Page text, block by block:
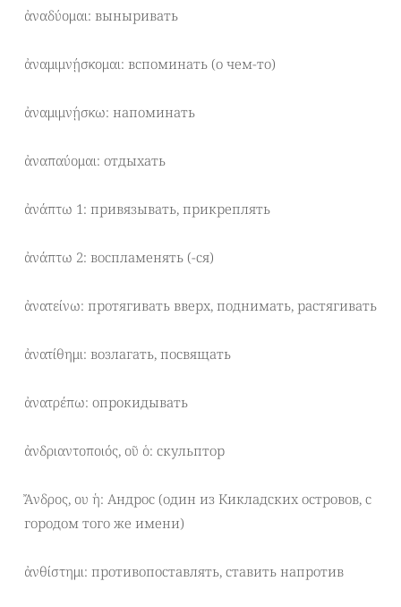
ἀναδύομαι: выныривать
ἀναμιμνῄσκομαι: вспоминать (о чем-то)
ἀναμιμνῄσκω: напоминать
ἀναπαύομαι: отдыхать
ἀνάπτω 1: привязывать, прикреплять
ἀνάπτω 2: воспламенять (-ся)
ἀνατείνω: протягивать вверх, поднимать, растягивать
ἀνατίθημι: возлагать, посвящать
ἀνατρέπω: опрокидывать
ἀνδριαντοποιός, οῦ ὁ: скульптор
Ἄνδρος, ου ἡ: Андрос (один из Кикладских островов, с
городом того же имени)
ἀνθίστημι: противопоставлять, ставить напротив